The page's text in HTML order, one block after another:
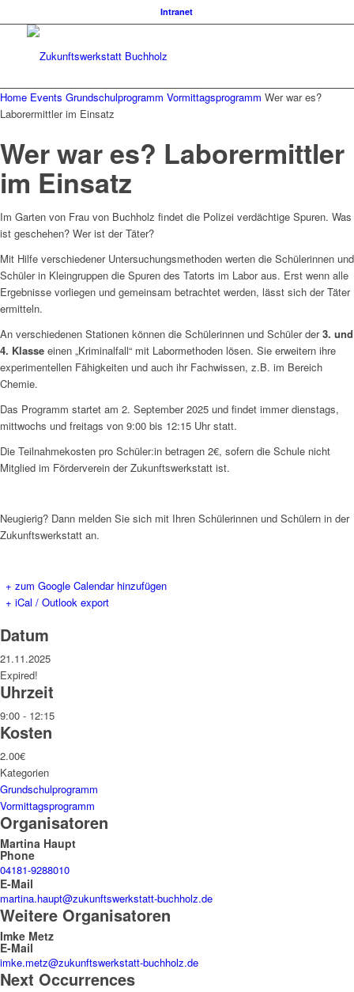
Intranet
Home Events Grundschulprogramm Vormittagsprogramm Wer war es?
Laborermittler im Einsatz
Wer war es? Laborermittler
im Einsatz
Im Garten von Frau von Buchholz findet die Polizei verdächtige Spuren. Was
ist geschehen? Wer ist der Täter?
Mit Hilfe verschiedener Untersuchungsmethoden werten die Schülerinnen und
Schüler in Kleingruppen die Spuren des Tatorts im Labor aus. Erst wenn alle
Ergebnisse vorliegen und gemeinsam betrachtet werden, lässt sich der Täter
ermitteln.
An verschiedenen Stationen können die Schülerinnen und Schüler der3. und
4. Klasse einen „Kriminalfall“ mit Labormethoden lösen. Sie erweitern ihre
experimentellen Fähigkeiten und auch ihr Fachwissen, z.B. im Bereich
Chemie.
Das Programm startet am 2. September 2025 und findet immer dienstags,
mittwochs und freitags von 9:00 bis 12:15 Uhr statt.
Die Teilnahmekosten pro Schüler:in betragen 2€, sofern die Schule nicht
Mitglied im Förderverein der Zukunftswerkstatt ist.
Neugierig? Dann melden Sie sich mit Ihren Schülerinnen und Schülern in der
Zukunftswerkstatt an.
+ zum Google Calendar hinzufügen
+ iCal / Outlook export
Datum
21.11.2025
Expired!
Uhrzeit
9:00 - 12:15
Kosten
2.00€
Kategorien
Grundschulprogramm
Vormittagsprogramm
Organisatoren
Martina Haupt
Phone
04181-9288010
E-Mail
martina.haupt@zukunftswerkstatt-buchholz.de
Weitere Organisatoren
Imke Metz
E-Mail
imke.metz@zukunftswerkstatt-buchholz.de
Next Occurrences